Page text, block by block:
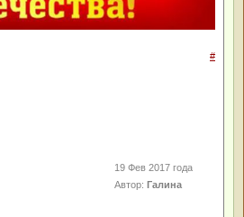
#
19 Фев 2017 года
Автор:Галина